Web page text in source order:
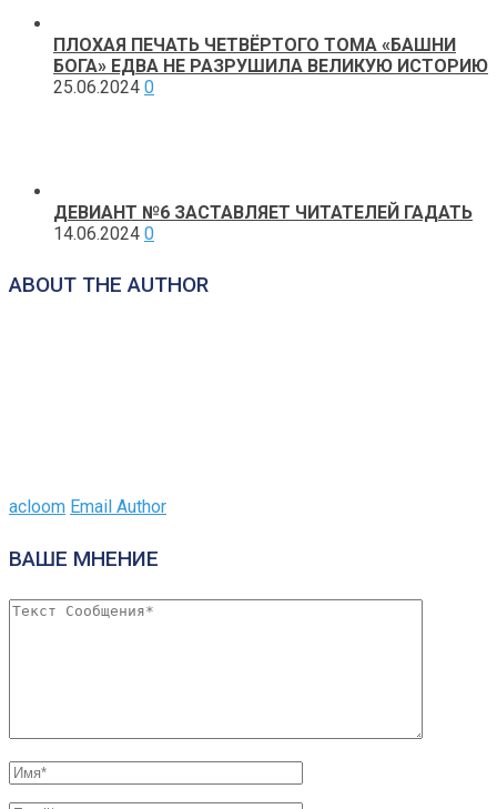
ПЛОХАЯ ПЕЧАТЬ ЧЕТВЁРТОГО ТОМА «БАШНИ
БОГА» ЕДВА НЕ РАЗРУШИЛА ВЕЛИКУЮ ИСТОРИЮ
25.06.2024 0
ДЕВИАНТ №6 ЗАСТАВЛЯЕТ ЧИТАТЕЛЕЙ ГАДАТЬ
14.06.2024 0
ABOUT THE AUTHOR
acloom Email Author
ВАШЕ МНЕНИЕ